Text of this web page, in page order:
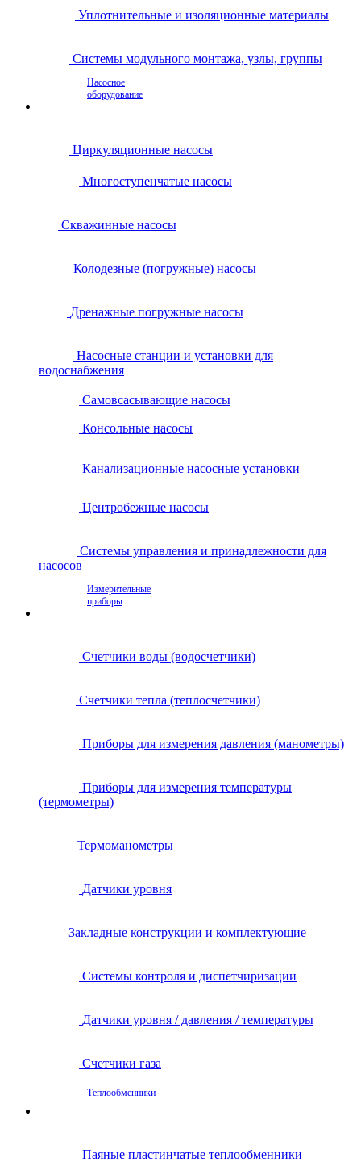
Уплотнительные и изоляционные материалы
Системы модульного монтажа, узлы, группы
Насосное
оборудование
Циркуляционные насосы
Многоступенчатые насосы
Скважинные насосы
Колодезные (погружные) насосы
Дренажные погружные насосы
Насосные станции и установки для
водоснабжения
Самовсасывающие насосы
Консольные насосы
Канализационные насосные установки
Центробежные насосы
Системы управления и принадлежности для
насосов
Измерительные
приборы
Счетчики воды (водосчетчики)
Счетчики тепла (теплосчетчики)
Приборы для измерения давления (манометры)
Приборы для измерения температуры
(термометры)
Термоманометры
Датчики уровня
Закладные конструкции и комплектующие
Системы контроля и диспетчиризации
Датчики уровня / давления / температуры
Счетчики газа
Теплообменники
Паяные пластинчатые теплообменники